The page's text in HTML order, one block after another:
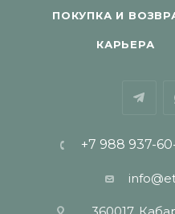
ПОКУПКА И
КАРЬЕРА
+7 988 937-